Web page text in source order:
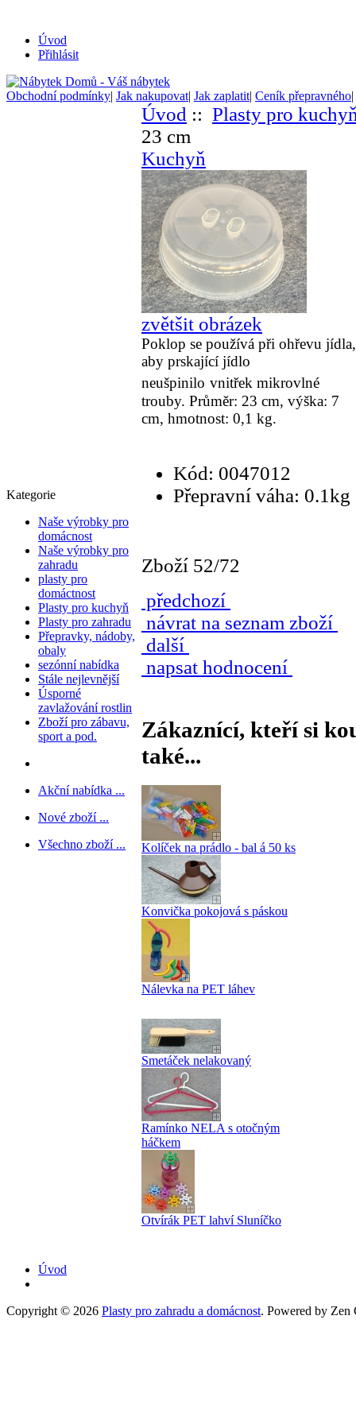
Úvod
Přihlásit
Obchodní podmínky| Jak nakupovat| Jak zaplatit| Ceník přepravného|
Kategorie
Naše výrobky pro
domácnost
Naše výrobky pro
zahradu
plasty pro
domáctnost
Plasty pro kuchyň
Plasty pro zahradu
Přepravky, nádoby,
obaly
sezónní nabídka
Stále nejlevnější
Úsporné
zavlažování rostlin
Zboží pro zábavu,
sport a pod.
Akční nabídka ...
Nové zboží ...
Všechno zboží ...
Úvod :: Plasty pro
23 cm
Kuchyň
zvětšit obrázek
Poklop se používá při ohřevu jídla,
aby prskající jídlo
neušpinilo vnitřek mikrovlné
trouby. Průměr: 23 cm, výška: 7
cm, hmotnost: 0,1 kg.
Kód: 0047012
Přepravní váha: 0.1kg
Zboží 52/72
předchozí
návrat na seznam zboží
další
napsat hodnocení
Zákaznící, kteří si
také...
Kolíček na prádlo - bal á 50 ks
Konvička pokojová s páskou
Nálevka na PET láhev
Smetáček nelakovaný
Ramínko NELA s otočným
háčkem
Otvírák PET lahví Sluníčko
Úvod
Copyright © 2026 Plasty pro zahradu a domácnost. Powered by Zen